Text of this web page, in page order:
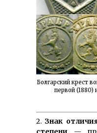
Болгарский крест
первой (1880)
2. Знак